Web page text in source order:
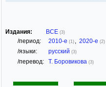
Издания: ВСЕ (3)
/период: 2010-е (1) , 2020-е (2)
/языки: русский (3)
/перевод: Т. Боровикова (3)